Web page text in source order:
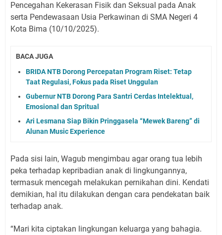
Pencegahan Kekerasan Fisik dan Seksual pada Anak
serta Pendewasaan Usia Perkawinan di SMA Negeri 4
Kota Bima (10/10/2025).
BACA JUGA
BRIDA NTB Dorong Percepatan Program Riset: Tetap
Taat Regulasi, Fokus pada Riset Unggulan
Gubernur NTB Dorong Para Santri Cerdas Intelektual,
Emosional dan Spritual
Ari Lesmana Siap Bikin Pringgasela “Mewek Bareng” di
Alunan Music Experience
Pada sisi lain, Wagub mengimbau agar orang tua lebih
peka terhadap kepribadian anak di lingkungannya,
termasuk mencegah melakukan pernikahan dini. Kendati
demikian, hal itu dilakukan dengan cara pendekatan baik
terhadap anak.
“Mari kita ciptakan lingkungan keluarga yang bahagia.